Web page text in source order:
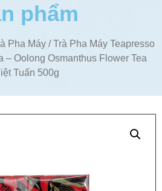
phẩm
Pha Máy / Trà Pha Máy Teapresso
– Oolong Osmanthus Flower Tea
Tuấn 500g